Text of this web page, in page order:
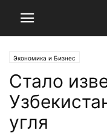
Экономика и Бизнес
Стало
угля